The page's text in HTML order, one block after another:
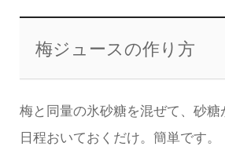
梅ジュースの作り方
梅と同量の氷砂糖を混ぜて、砂糖
日程おいておくだけ。簡単です。